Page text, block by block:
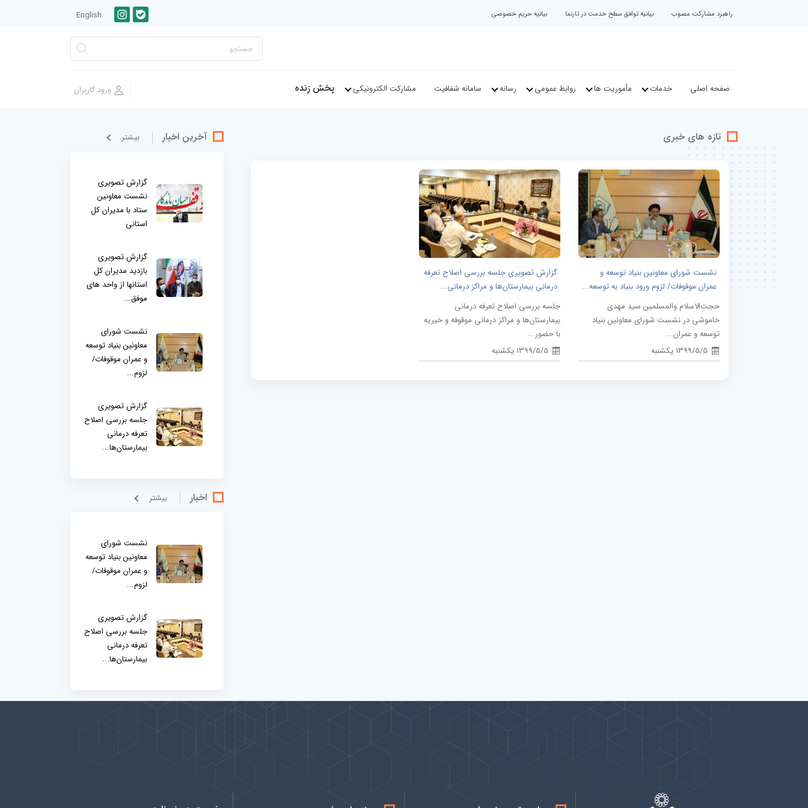
راهبرد مشارکت مصوب بیانیه توافق سطح خدمت در تارنما بیانیه حریم خصوصی English
صفحه اصلی خدمات مأموریت ها روابط عمومی رسانه سامانه شفافیت مشارکت الکترونیکی پخش زنده
تازه های خبری
نشست شورای معاونین بنیاد توسعه و
عمران موقوفات/ لزوم ورود بنیاد به توسعه...
حجت‌الاسلام والمسلمین سید مهدی
خاموشی در نشست شورای معاونین بنیاد
توسعه و عمران...
1399/5/5 یکشنبه
گزارش تصویری جلسه بررسی اصلاح تعرفه
درمانی بیمارستان‌ها و مراکز درمانی...
جلسه بررسی اصلاح تعرفه درمانی
بیمارستان‌ها و مراکز درمانی موقوفه و خیریه
با حضور...
1399/5/5 یکشنبه
آخرین اخبار بيشتر
گزارش تصویری
نشست معاونین
ستاد با مدیران کل
استانی
گزارش تصویری
بازدید مدیران کل
استانها از واحد های
موفق...
نشست شورای
معاونین بنیاد توسعه
و عمران موقوفات/
لزوم...
گزارش تصویری
جلسه بررسی اصلاح
تعرفه درمانی
بیمارستان‌ها...
اخبار بيشتر
نشست شورای
معاونین بنیاد توسعه
و عمران موقوفات/
لزوم...
گزارش تصویری
جلسه بررسی اصلاح
تعرفه درمانی
بیمارستان‌ها...